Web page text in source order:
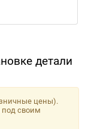
детали
цены).
под своим